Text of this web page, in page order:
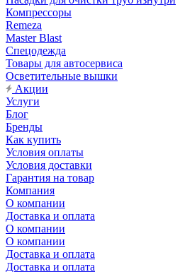
Компрессоры
Remeza
Master Blast
Спецодежда
Товары для автосервиса
Осветительные вышки
Акции
Услуги
Блог
Бренды
Как купить
Условия оплаты
Условия доставки
Гарантия на товар
Компания
О компании
Доставка и оплата
О компании
О компании
Доставка и оплата
Доставка и оплата